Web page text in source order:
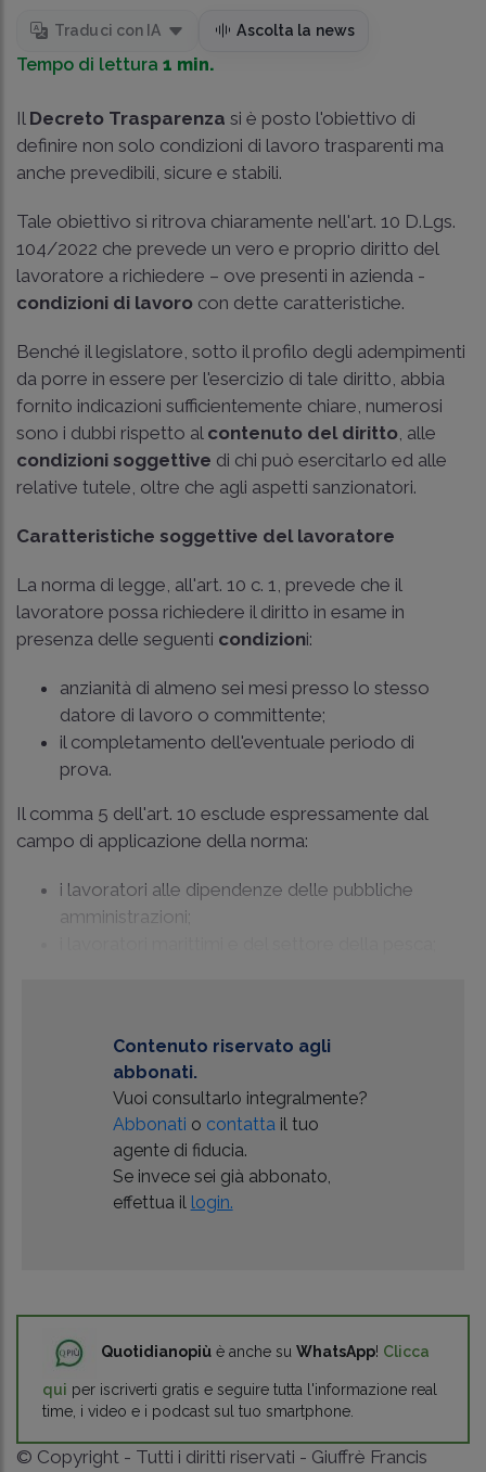
Traduci con IA Ascolta la news
Tempo di lettura 1 min.
Il Decreto Trasparenza si è posto l'obiettivo di
definire non solo condizioni di lavoro trasparenti ma
anche prevedibili, sicure e stabili.
Tale obiettivo si ritrova chiaramente nell'art. 10 D.Lgs.
104/2022 che prevede un vero e proprio diritto del
lavoratore a richiedere – ove presenti in azienda -
condizioni di lavoro con dette caratteristiche.
Benché il legislatore, sotto il profilo degli adempimenti
da porre in essere per l'esercizio di tale diritto, abbia
fornito indicazioni sufficientemente chiare, numerosi
sono i dubbi rispetto al contenuto del diritto , alle
condizioni soggettive di chi può esercitarlo ed alle
relative tutele, oltre che agli aspetti sanzionatori.
Caratteristiche soggettive del lavoratore
La norma di legge, all'art. 10 c. 1, prevede che il
lavoratore possa richiedere il diritto in esame in
presenza delle seguenti condizioni:
anzianità di almeno sei mesi presso lo stesso
datore di lavoro o committente;
il completamento dell'eventuale periodo di
prova.
Il comma 5 dell'art. 10 esclude espressamente dal
campo di applicazione della norma:
i lavoratori alle dipendenze delle pubbliche
amministrazioni;
Contenuto riservato agli
abbonati.
Vuoi consultarlo integralmente?
Abbonati o contatta il tuo
agente di fiducia.
Se invece sei già abbonato,
effettua il login.
Quotidianopiù è anche su WhatsApp! Clicca
qui per iscriverti gratis e seguire tutta l'informazione real
time, i video e i podcast sul tuo smartphone.
© Copyright - Tutti i diritti riservati - Giuffrè Francis